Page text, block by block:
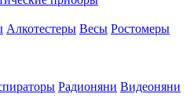
Алкотестеры Весы Ростомеры
Радионяни Видеоняни